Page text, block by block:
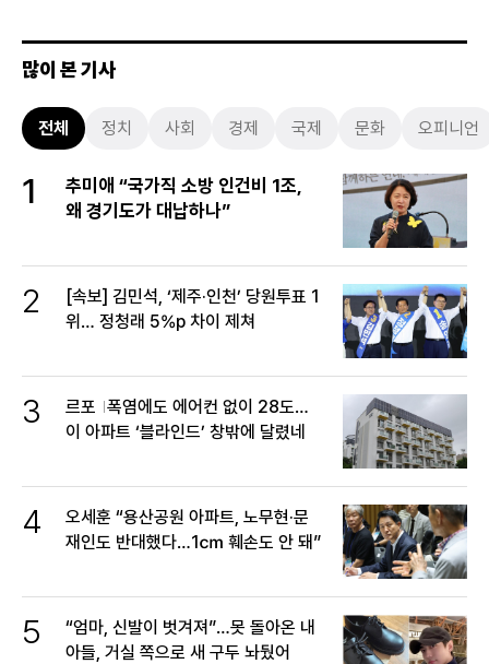
많이 본 기사
전체 정치 사회 경제 국제 문화 오피니언
1
추미애 “국가직 소방 인건비 1조,
왜 경기도가 대납하나”
2
[속보] 김민석, ‘제주·인천’ 당원투표 1
위… 정청래 5%p 차이 제쳐
3 르포 폭염에도 에어컨 없이 28도…
이 아파트 ‘블라인드’ 창밖에 달렸네
4
오세훈 “용산공원 아파트, 노무현·문
재인도 반대했다…1㎝ 훼손도 안 돼”
5
“엄마, 신발이 벗겨져”…못 돌아온 내
아들, 거실 쪽으로 새 구두 놔뒀어